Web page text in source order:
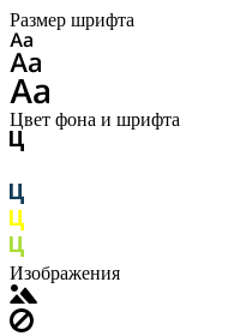
Размер шрифта
Цвет фона и шрифта
Изображения